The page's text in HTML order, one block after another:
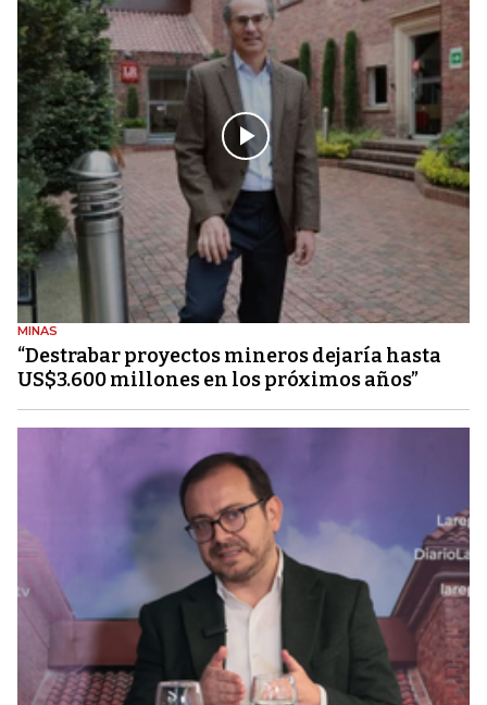
MINAS
“Destrabar proyectos mineros dejaría hasta
US$3.600 millones en los próximos años”